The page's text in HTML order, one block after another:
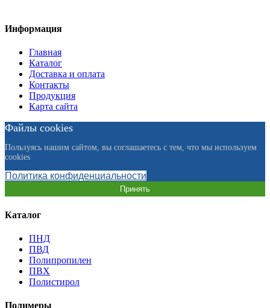
Информация
Главная
Каталог
Доставка и оплата
Контакты
Продукция
Карта сайта
Файлы cookies
Пользуясь нашим сайтом, вы соглашаетесь с тем, что мы используем
cookies
Политика конфиденциальности
Принять
Каталог
ПНД
ПВД
Полипропилен
ПВХ
Полистирол
Полимеры